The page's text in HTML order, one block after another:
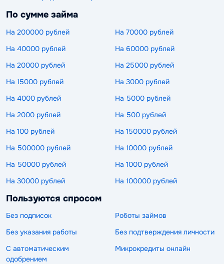
По сумме займа
На 200000 рублей
На 70000 рублей
На 40000 рублей
На 60000 рублей
На 20000 рублей
На 25000 рублей
На 15000 рублей
На 3000 рублей
На 4000 рублей
На 5000 рублей
На 2000 рублей
На 500 рублей
На 100 рублей
На 150000 рублей
На 500000 рублей
На 10000 рублей
На 50000 рублей
На 1000 рублей
На 30000 рублей
На 100000 рублей
Пользуются спросом
Без подписок
Роботы займов
Без указания работы
Без подтверждения личности
С автоматическим
одобрением
Микрокредиты онлайн